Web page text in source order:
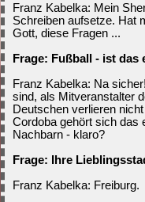
Franz Kabelka: Mein
Schreiben aufsetze. Hat
Gott, diese Fragen ...
Frage: Fußball - ist das
Franz Kabelka: Na
sind, als Mitveranstalter
Deutschen verlieren
Cordoba gehört sich das
Nachbarn - klaro?
Frage: Ihre
Franz Kabelka: Freiburg.